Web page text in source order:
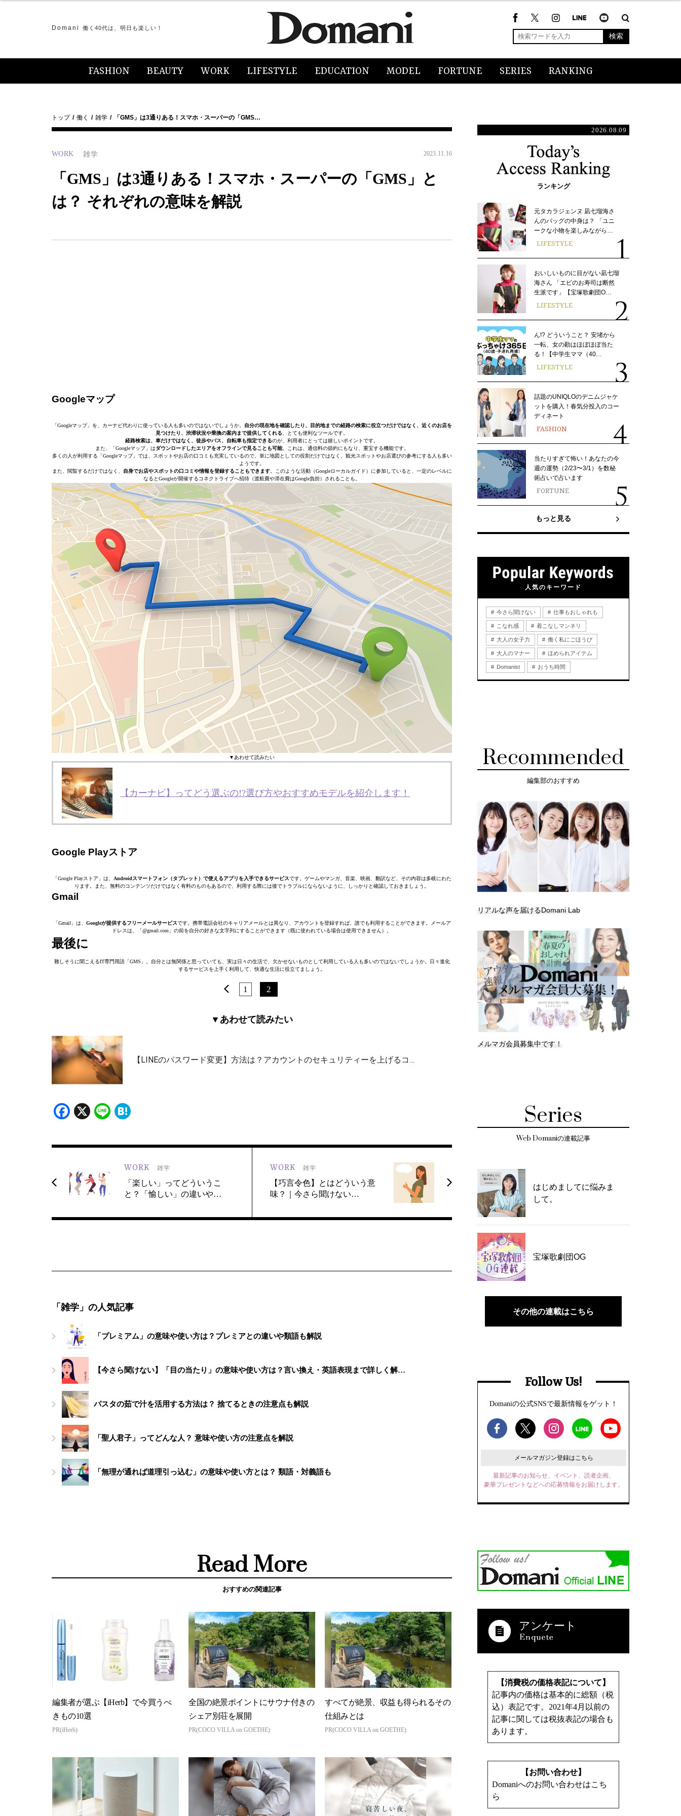
Domani 働く40代は、明日も楽しい！
検索
FASHION BEAUTY WORK LIFESTYLE EDUCATION MODEL FORTUNE SERIES RANKING
トップ 働く 雑学 「GMS」は3通りある！スマホ・スーパーの「GMS…
WORK 雑学 2023.11.16
「GMS」は3通りある！スマホ・スーパーの「GMS」と
は？ それぞれの意味を解説
Googleマップ
「Googleマップ」を、カーナビ代わりに使っている人も多いのではないでしょうか。
自分の現在地を確認したり、目的地までの経路の検索に役立つだけではなく、近くのお店を
見つけたり、渋滞状況や乗換の案内まで提供してくれる 、とても便利なツールです。
経路検索は、車だけではなく、徒歩やバス、自転車も指定できるのが、利用者にとっては嬉しいポイントです。
また、「Googleマップ」はダウンロードしたエリアをオフラインで見ることも可能。これは、通信料の節約にもなり、重宝する機能です。
多くの人が利用する「Googleマップ」では、スポットやお店の口コミも充実しているので、単に地図としての役割だけではなく、観光スポットやお店選びの参考にする人も多い
ようです。
また、閲覧するだけではなく、
自身でお店やスポットの口コミや情報を登録することもできます。このような活動（Googleローカルガイド）に参加していると、一定のレベルに
なるとGoogleが開催するコネクトライブへ招待（渡航費や滞在費はGoogle負担）されることも。
▼あわせて読みたい
【カーナビ】ってどう選ぶの!?選び方やおすすめモデルを紹介します！
Google Playストア
「Google Playストア」は、 Androidスマートフォン（タブレット）で使えるアプリを入手できるサービスです。ゲームやマンガ、音楽、映画、翻訳など、その内容は多岐にわた
ります。また、無料のコンテンツだけではなく有料のものもあるので、利用する際には後でトラブルにならないように、しっかりと確認しておきましょう。
Gmail
「Gmail」は、 Googleが提供するフリーメールサービスです。携帯電話会社のキャリアメールとは異なり、アカウントを登録すれば、誰でも利用することができます。メールア
ドレスは、「@gmail.com」の前を自分の好きな文字列にすることができます（既に使われている場合は使用できません）。
最後に
難しそうに聞こえるIT専門用語「GMS」。自分とは無関係と思っていても、実は日々の生活で、欠かせないものとして利用している人も多いのではないでしょうか。日々進化
するサービスを上手く利用して、快適な生活に役立てましょう。
1 2
▼あわせて読みたい
【LINEのパスワード変更】方法は？アカウントのセキュリティーを上げるコ…
Facebook
X Line
WORK 雑学
「楽しい」ってどういうこ
と？「愉しい」の違いや…
WORK 雑学
【巧言令色】とはどういう意
味？｜今さら聞けない…
「雑学」の人気記事
「プレミアム」の意味や使い方は？プレミアとの違いや類語も解説
【今さら聞けない】「目の当たり」の意味や使い方は？言い換え・英語表現まで詳しく解…
パスタの茹で汁を活用する方法は？ 捨てるときの注意点も解説
「聖人君子」ってどんな人？ 意味や使い方の注意点を解説
「無理が通れば道理引っ込む」の意味や使い方とは？ 類語・対義語も
Read More
おすすめの関連記事
編集者が選ぶ【iHerb】で今買うべ
きもの10選
PR(iHerb)
全国の絶景ポイントにサウナ付きの
シェア別荘を展開
PR(COCO VILLA on GOETHE)
すべてが絶景、収益も得られるその
仕組みとは
PR(COCO VILLA on GOETHE)
2026.08.09
ランキング
元タカラジェンヌ 凪七瑠海さ
んのバッグの中身は？ 「ユニ
ークな小物を楽しみながら…
LIFESTYLE
おいしいものに目がない凪七瑠
海さん 「エビのお寿司は断然
生派です」【宝塚歌劇団O…
LIFESTYLE
ん!? どういうこと？ 安堵から
一転、女の勘はほぼほぼ当た
る！【中学生ママ（40…
LIFESTYLE
話題のUNIQLOのデニムジャケ
ットを購入！春気分投入のコー
ディネート
FASHION
当たりすぎて怖い！あなたの今
週の運勢（2/23〜3/1）を数秘
術占いで占います
FORTUNE
もっと見る
人気のキーワード
今さら聞けない 仕事もおしゃれも
こなれ感 着こなしマンネリ
大人の女子力 働く私にごほうび
大人のマナー ほめられアイテム
Domanist おうち時間
Recommended
編集部のおすすめ
リアルな声を届けるDomani Lab
メルマガ会員募集中です！
Series
Web Domaniの連載記事
はじめましてに悩みま
して。
宝塚歌劇団OG
その他の連載はこちら
Follow Us!
Domaniの公式SNSで最新情報をゲット！
メールマガジン登録はこちら
最新記事のお知らせ、イベント、読者企画、
豪華プレゼントなどへの応募情報をお届けします。
アンケート
【消費税の価格表記について】
記事内の価格は基本的に総額（税
込）表記です。2021年4月以前の
記事に関しては税抜表記の場合も
あります。
【お問い合わせ】
Domaniへのお問い合わせはこち
ら